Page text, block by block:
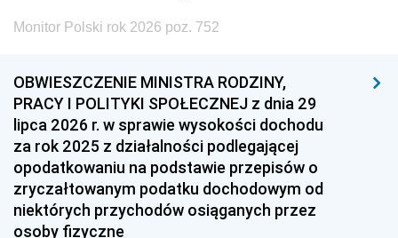
Monitor Polski rok 2026 poz. 752
OBWIESZCZENIE MINISTRA RODZINY,
PRACY I POLITYKI SPOŁECZNEJ z dnia 29
lipca 2026 r. w sprawie wysokości dochodu
za rok 2025 z działalności podlegającej
opodatkowaniu na podstawie przepisów o
zryczałtowanym podatku dochodowym od
niektórych przychodów osiąganych przez
osoby fizyczne